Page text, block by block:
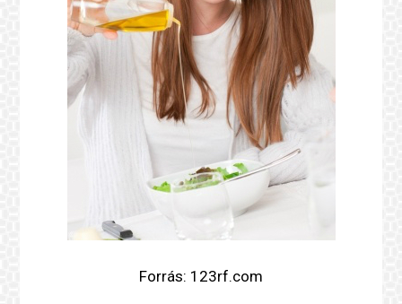
Forrás: 123rf.com